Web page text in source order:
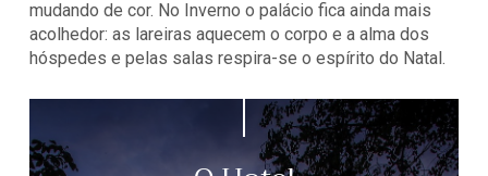
mudando de cor. No Inverno o palácio fica ainda mais
acolhedor: as lareiras aquecem o corpo e a alma dos
hóspedes e pelas salas respira-se o espírito do Natal.